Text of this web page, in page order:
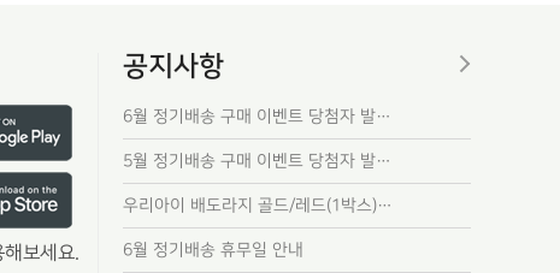
보세요.
공지사항
6월 정기배송 구매 이벤트 당첨자 발…
5월 정기배송 구매 이벤트 당첨자 발…
우리아이 배도라지 골드/레드(1박스)…
6월 정기배송 휴무일 안내